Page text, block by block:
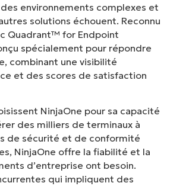
environnements complexes et
solutions échouent. Reconnu
Quadrant™ for Endpoint
spécialement pour répondre
combinant une visibilité
et des scores de satisfaction
NinjaOne pour sa capacité
des milliers de terminaux à
de sécurité et de conformité
NinjaOne offre la fiabilité et la
d’entreprise ont besoin.
qui impliquent des
nous sommes pas contentés de
nous avons pu unifier à travers la
cloisonnés. NinjaOne permet une
nous n'avions pas auparavant."